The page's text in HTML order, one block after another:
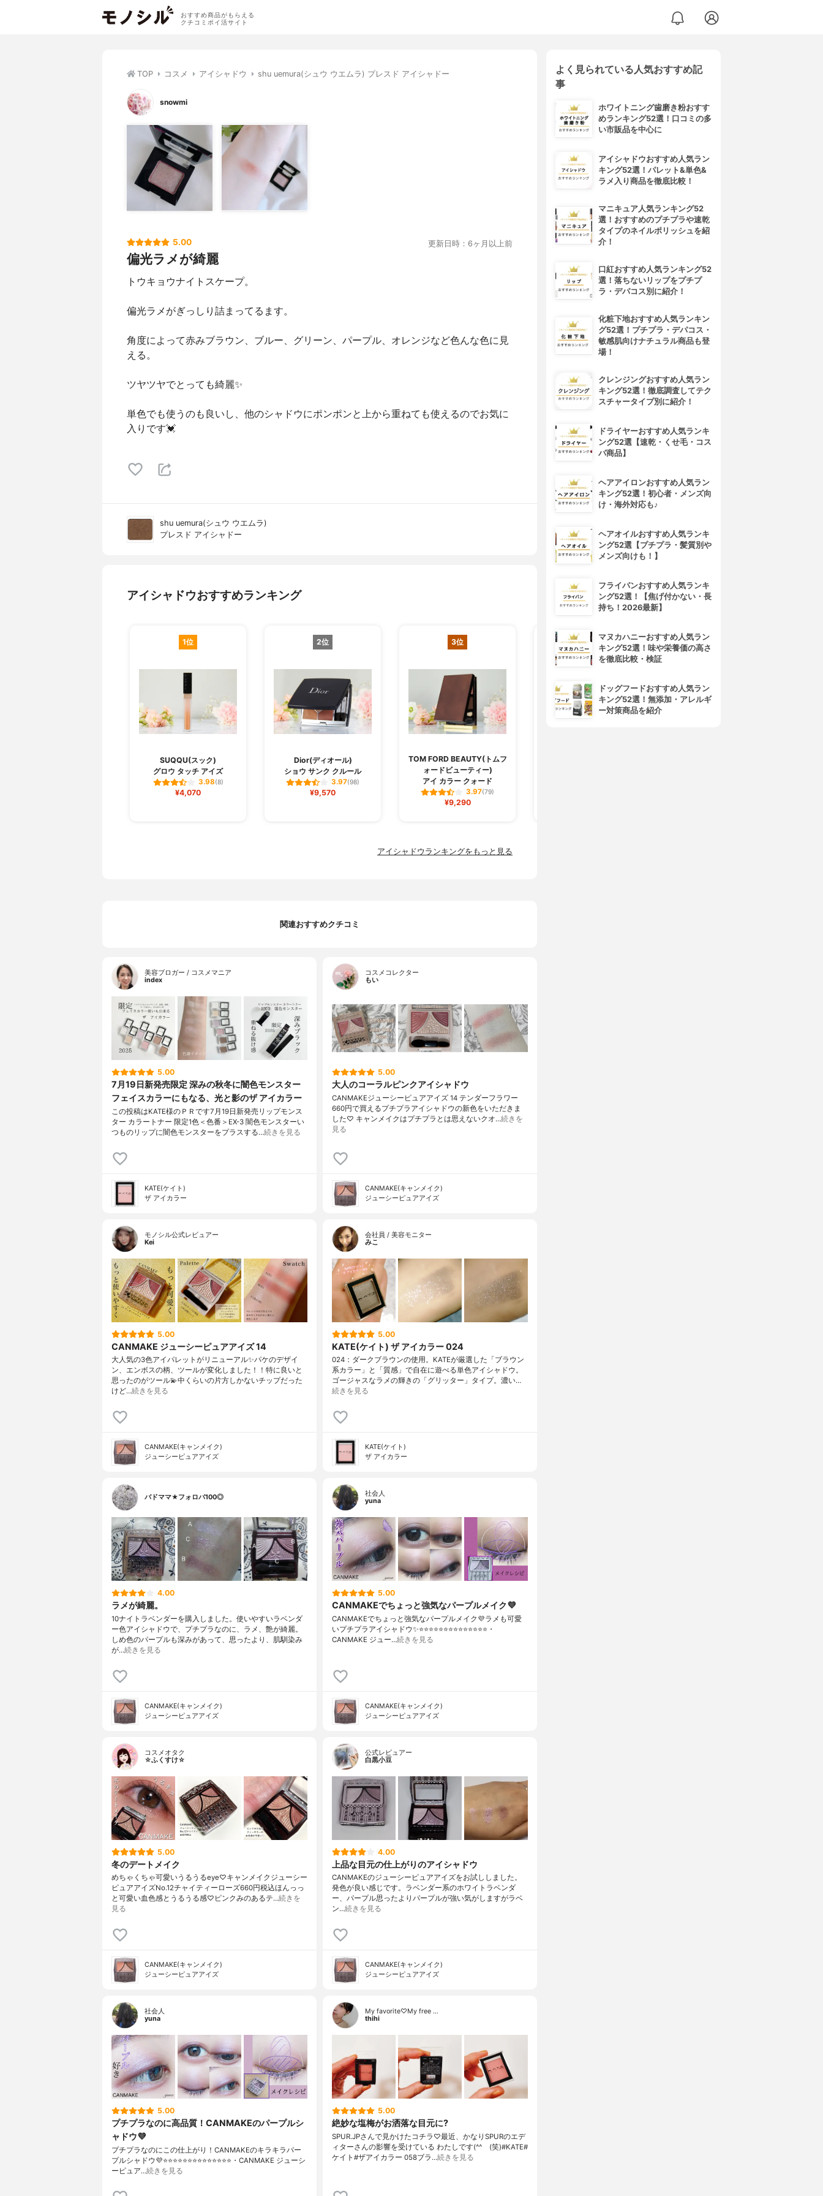
おすすめ商品がもらえる
クチコミポイ活サイト
TOP コスメ アイシャドウ shu uemura(シュウ ウエムラ) プレスド アイシャドー
snowmi
5.00 更新日時：6ヶ月以上前
偏光ラメが綺麗
トウキョウナイトスケープ。
偏光ラメがぎっしり詰まってるます。
角度によって赤みブラウン、ブルー、グリーン、パープル、オレンジなど色んな色に見
える。
ツヤツヤでとっても綺麗✨
単色でも使うのも良いし、他のシャドウにポンポンと上から重ねても使えるのでお気に
入りです💓
shu uemura(シュウ ウエムラ)
プレスド アイシャドー
アイシャドウおすすめランキング
1位
SUQQU(スック)
グロウ タッチ アイズ
3.98(8)
¥4,070
2位
Dior(ディオール)
ショウ サンク クルール
3.97(98)
¥9,570
3位
TOM FORD BEAUTY(トムフ
ォードビューティー)
アイ カラー クォード
3.97(79)
¥9,290
4位
アイシャドウランキングをもっと見る
関連おすすめクチコミ
美容ブロガー / コスメマニア
index
5.00
7月19日新発売限定 深みの秋冬に闇色モンスター
フェイスカラーにもなる、光と影のザ アイカラー
この投稿はKATE様のＰＲです7月19日新発売リップモンス
ター カラートナー 限定1色＜色番＞EX-3 闇色モンスターい
つものリップに闇色モンスターをプラスする…続きを見る
KATE(ケイト)
ザ アイカラー
コスメコレクター
もい
5.00
大人のコーラルピンクアイシャドウ
CANMAKEジューシーピュアアイズ 14 テンダーフラワー
660円で買えるプチプラアイシャドウの新色をいただきま
した♡ キャンメイクはプチプラとは思えないクオ…続きを
見る
CANMAKE(キャンメイク)
ジューシーピュアアイズ
モノシル公式レビュアー
Kei
5.00
CANMAKE ジューシーピュアアイズ 14
大人気の3色アイパレットがリニューアル✨パケのデザイ
ン、エンボスの柄、ツールが変化しました！！特に良いと
思ったのがツール💫中くらいの片方しかないチップだった
けど…続きを見る
CANMAKE(キャンメイク)
ジューシーピュアアイズ
会社員 / 美容モニター
みこ
5.00
KATE(ケイト) ザ アイカラー 024
024：ダークブラウンの使用。KATEが厳選した「ブラウン
系カラー」と「質感」で自在に遊べる単色アイシャドウ。
ゴージャスなラメの輝きの「グリッター」タイプ。濃い…
続きを見る
KATE(ケイト)
ザ アイカラー
バドママ★フォロバ100◎
4.00
ラメが綺麗。
10ナイトラベンダーを購入しました。使いやすいラベンダ
ー色アイシャドウで、プチプラなのに、ラメ、艶が綺麗。
しめ色のパープルも深みがあって、思ったより、肌馴染み
が…続きを見る
CANMAKE(キャンメイク)
ジューシーピュアアイズ
社会人
yuna
5.00
CANMAKEでちょっと強気なパープルメイク💜
CANMAKEでちょっと強気なパープルメイク💜ラメも可愛
いプチプラアイシャドウ✨⭐️⭐️⭐️⭐️⭐️⭐️⭐️⭐️⭐️⭐️⭐️⭐️⭐️⭐️・
CANMAKE ジュー…続きを見る
CANMAKE(キャンメイク)
ジューシーピュアアイズ
コスメオタク
☆ふくすけ☆
5.00
冬のデートメイク
めちゃくちゃ可愛いうるうるeye♡キャンメイクジューシー
ピュアアイズNo.12チャイティーローズ660円税込ほんっっ
と可愛い血色感とうるうる感♡ピンクみのあるテ…続きを
見る
CANMAKE(キャンメイク)
ジューシーピュアアイズ
公式レビュアー
白黒小豆
4.00
上品な目元の仕上がりのアイシャドウ
CANMAKEのジューシーピュアアイズをお試ししました。
発色が良い感じです。ラベンダー系のホワイトラベンダ
ー、パープル思ったよりパープルが強い気がしますがラベ
ン…続きを見る
CANMAKE(キャンメイク)
ジューシーピュアアイズ
社会人
yuna
5.00
プチプラなのに高品質！CANMAKEのパープルシ
ャドウ💜
プチプラなのにこの仕上がり！CANMAKEのキラキラパー
プルシャドウ💜⭐️⭐️⭐️⭐️⭐️⭐️⭐️⭐️⭐️⭐️⭐️⭐️⭐️⭐️・CANMAKE ジューシ
ーピュア…続きを見る
My favorite♡My free …
thihi
5.00
絶妙な塩梅がお洒落な目元に?
SPUR.JPさんで見かけたコチラ♡最近、かなりSPURのエデ
ィターさんの影響を受けている わたしです(^^ゞ(笑)#KATE#
ケイト#ザアイカラー 058ブラ…続きを見る
よく見られている人気おすすめ記
事
ホワイトニング歯磨き粉おすす
めランキング52選！口コミの多
い市販品を中心に
アイシャドウおすすめ人気ラン
キング52選！パレット&単色&
ラメ入り商品を徹底比較！
マニキュア人気ランキング52
選！おすすめのプチプラや速乾
タイプのネイルポリッシュを紹
介！
口紅おすすめ人気ランキング52
選！落ちないリップをプチプ
ラ・デパコス別に紹介！
化粧下地おすすめ人気ランキン
グ52選！プチプラ・デパコス・
敏感肌向けナチュラル商品も登
場！
クレンジングおすすめ人気ラン
キング52選！徹底調査してテク
スチャータイプ別に紹介！
ドライヤーおすすめ人気ランキ
ング52選【速乾・くせ毛・コス
パ商品】
ヘアアイロンおすすめ人気ラン
キング52選！初心者・メンズ向
け・海外対応も♪
ヘアオイルおすすめ人気ランキ
ング52選【プチプラ・髪質別や
メンズ向けも！】
フライパンおすすめ人気ランキ
ング52選！【焦げ付かない・長
持ち！2026最新】
マヌカハニーおすすめ人気ラン
キング52選！味や栄養価の高さ
を徹底比較・検証
ドッグフードおすすめ人気ラン
キング52選！無添加・アレルギ
ー対策商品を紹介